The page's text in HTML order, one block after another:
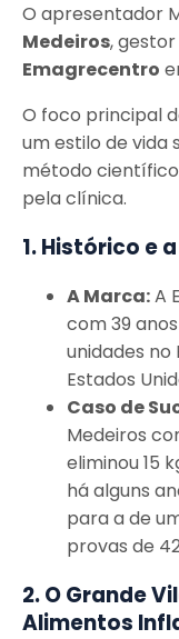
O apresentador
Medeiros,
Emagrecentro
O foco principal
um estilo de vida
método
pela clínica.
1. Histórico e
A Marca:A
com 39
unidades no
Estados
Caso de
Medeiros
eliminou 15
há alguns
para a de
provas de
2. O Grande
Alimentos